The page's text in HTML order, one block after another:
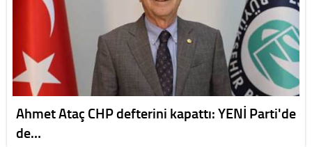
Ahmet Ataç CHP defterini kapattı: YENİ Parti'de
de…